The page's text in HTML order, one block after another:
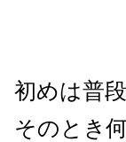
初めは普
そのとき